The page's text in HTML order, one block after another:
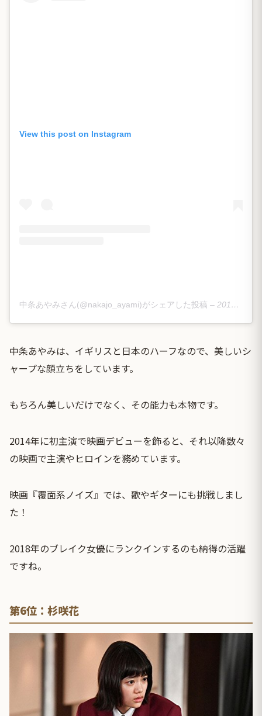
View this post on Instagram
中条あやみさん(@nakajo_ayami)がシェアした投稿 – 2018年12月月8日午前1時41分PST
中条あやみは、イギリスと日本のハーフなので、美しいシ
ャープな顔立ちをしています。
もちろん美しいだけでなく、その能力も本物です。
2014年に初主演で映画デビューを飾ると、それ以降数々
の映画で主演やヒロインを務めています。
映画『覆面系ノイズ』では、歌やギターにも挑戦しまし
た！
2018年のブレイク女優にランクインするのも納得の活躍
ですね。
第6位：杉咲花